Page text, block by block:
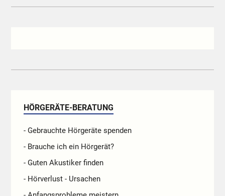
HÖRGERÄTE-BERATUNG
- Gebrauchte Hörgeräte spenden
- Brauche ich ein Hörgerät?
- Guten Akustiker finden
- Hörverlust - Ursachen